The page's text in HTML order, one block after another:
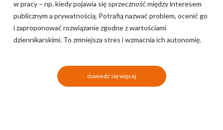
w pracy – np. kiedy pojawia się sprzeczność między interesem
publicznym a prywatnością. Potrafią nazwać problem, ocenić go
i zaproponować rozwiązanie zgodne z wartościami
dziennikarskimi. To zmniejsza stres i wzmacnia ich autonomię.
dowiedz się więcej